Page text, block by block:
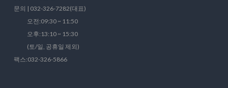
문의 | 032-326-7282(대표)
오전:09:30 ~ 11:50
오후:13:10 ~ 15:30
(토/일, 공휴일 제외)
팩스:032-326-5866